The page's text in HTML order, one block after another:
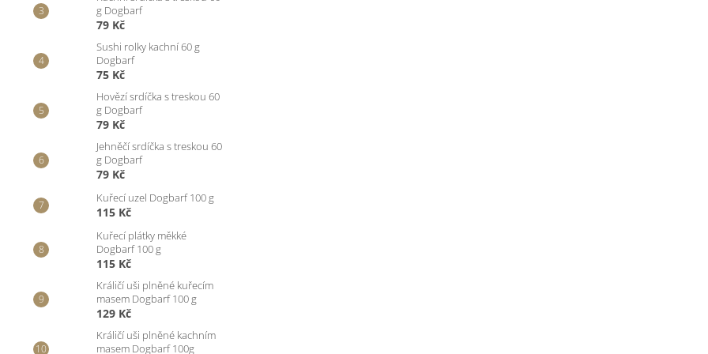
g Dogbarf
79 Kč
Sushi rolky kachní 60 g
Dogbarf
75 Kč
Hovězí srdíčka s treskou 60
g Dogbarf
79 Kč
Jehněčí srdíčka s treskou 60
g Dogbarf
79 Kč
Kuřecí uzel Dogbarf 100 g
115 Kč
Kuřecí plátky měkké
Dogbarf 100 g
115 Kč
Králičí uši plněné kuřecím
masem Dogbarf 100 g
129 Kč
Králičí uši plněné kachním
masem Dogbarf 100g